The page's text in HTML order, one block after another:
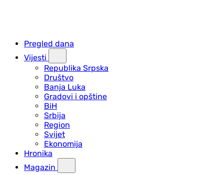
Pregled dana
Vijesti
Republika Srpska
Društvo
Banja Luka
Gradovi i opštine
BiH
Srbija
Region
Svijet
Ekonomija
Hronika
Magazin